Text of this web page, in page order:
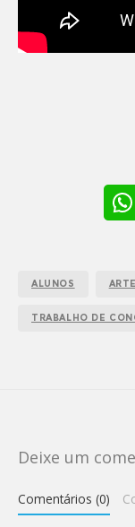
ALUNOS
TRABALHO DE
Deixe um
Comentários (0)